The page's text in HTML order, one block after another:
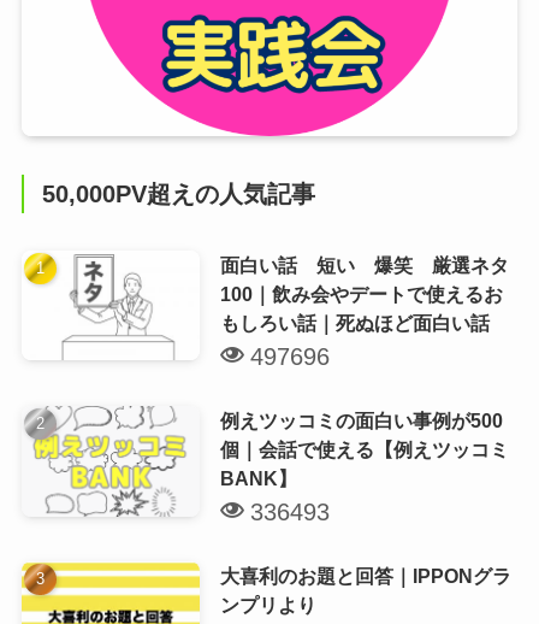
50,000PV超えの人気記事
面白い話 短い 爆笑 厳選ネタ
100｜飲み会やデートで使えるお
もしろい話｜死ぬほど面白い話
497696
例えツッコミの面白い事例が500
個｜会話で使える【例えツッコミ
BANK】
336493
大喜利のお題と回答｜IPPONグラ
ンプリより